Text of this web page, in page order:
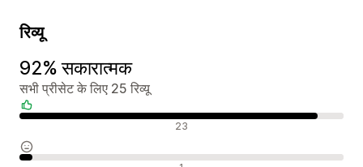
रिव्यू
92% सकारात्मक
सभी प्रीसेट के लिए 25 रिव्यू
सकारात्मक रिव्यू 23